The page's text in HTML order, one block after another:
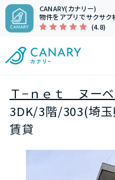
CANARY(カナリー)
物件をアプリでサクサク
(4.8)
Ｔ−ｎｅｔ ヌー
3DK/3階/303(埼
賃貸